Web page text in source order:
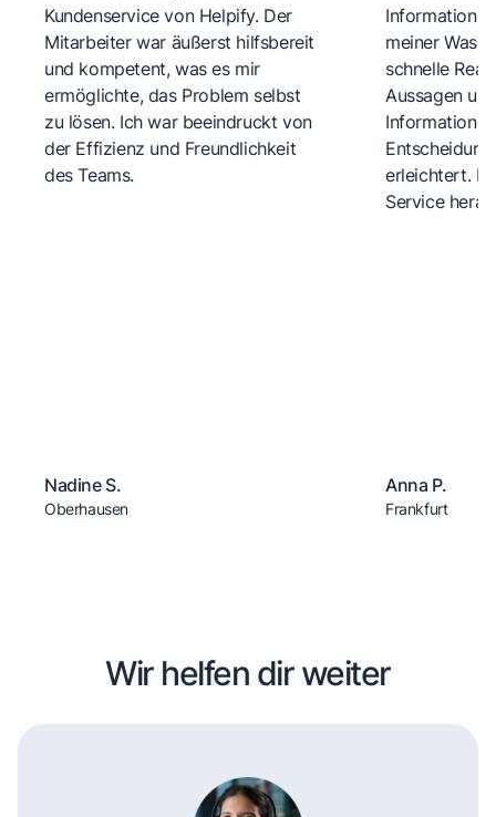
Kundenservice von Helpify. Der
Mitarbeiter war äußerst hilfsbereit
und kompetent, was es mir
ermöglichte, das Problem selbst
zu lösen. Ich war beeindruckt von
der Effizienz und Freundlichkeit
des Teams.
Nadine S.
Oberhausen
meiner
schnelle
Aussagen
erleichtert.
Service
Anna P.
Frankfurt
Wir helfen dir weiter